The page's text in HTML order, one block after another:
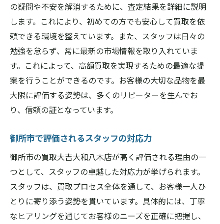
の疑問や不安を解消するために、査定結果を詳細に説明
します。これにより、初めての方でも安心して買取を依
頼できる環境を整えています。また、スタッフは日々の
勉強を怠らず、常に最新の市場情報を取り入れていま
す。これによって、高額買取を実現するための最適な提
案を行うことができるのです。お客様の大切な品物を最
大限に評価する姿勢は、多くのリピーターを生んでお
り、信頼の証となっています。
御所市で評価されるスタッフの対応力
御所市の買取大吉大和八木店が高く評価される理由の一
つとして、スタッフの卓越した対応力が挙げられます。
スタッフは、買取プロセス全体を通して、お客様一人ひ
とりに寄り添う姿勢を貫いています。具体的には、丁寧
なヒアリングを通じてお客様のニーズを正確に把握し、